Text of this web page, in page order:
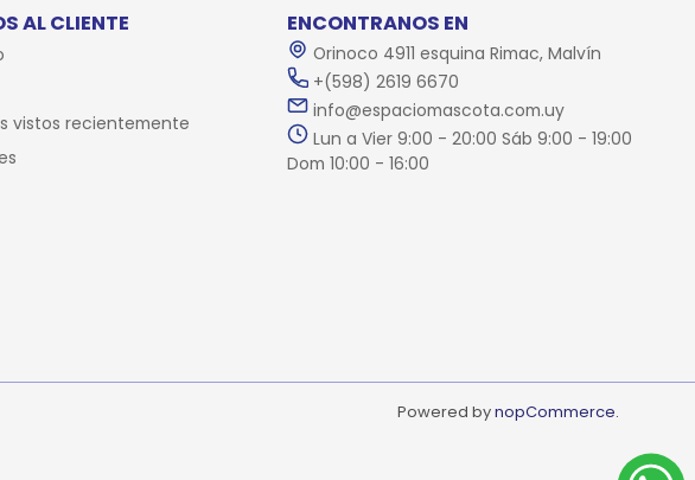
AL CLIENTE
vistos recientemente
ENCONTRANOS EN
Orinoco 4911 esquina Rimac, Malvín
+(598) 2619 6670
info@espaciomascota.com.uy
Lun a Vier 9:00 - 20:00 Sáb 9:00 - 19:00
Dom 10:00 - 16:00
Powered bynopCommerce.